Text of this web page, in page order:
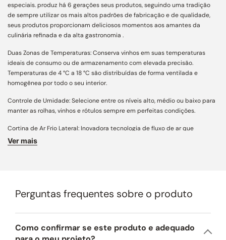
especiais. produz há 6 gerações seus produtos, seguindo uma tradição
de sempre utilizar os mais altos padrões de fabricação e de qualidade,
seus produtos proporcionam deliciosos momentos aos amantes da
culinária refinada e da alta gastronomia .
Duas Zonas de Temperaturas: Conserva vinhos em suas temperaturas
ideais de consumo ou de armazenamento com elevada precisão.
Temperaturas de 4 °C a 18 °C são distribuídas de forma ventilada e
homogênea por todo o seu interior.
Controle de Umidade: Selecione entre os níveis alto, médio ou baixo para
manter as rolhas, vinhos e rótulos sempre em perfeitas condições.
Cortina de Ar Frio Lateral: Inovadora tecnologia de fluxo de ar que
mantém a temperatura interna estável mesmo com a abertura frequente
da porta para melhor preservação dos vinhos.
para uma refinada apresentação dos vinhos.
Prateleiras em Carvalho Durmast Premium: Acabamento elaborado,
Ver mais
Perguntas frequentes sobre o produto
Como confirmar se este produto e adequado